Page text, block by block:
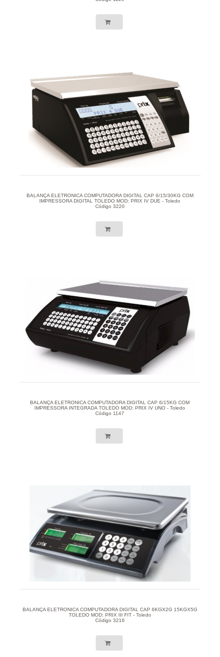
BALANÇA ELETRONICA COMPUTADORA DIGITAL CAP 6/15/30KG COM
IMPRESSORA DIGITAL TOLEDO MOD: PRIX IV DUE - Toledo
Código 3220
BALANÇA ELETRONICA COMPUTADORA DIGITAL CAP 6/15KG COM
IMPRESSORA INTEGRADA TOLEDO MOD: PRIX IV UNO - Toledo
Código 1147
BALANÇA ELETRONICA COMPUTADORA DIGITAL CAP 6KGX2G 15KGX5G
TOLEDO MOD: PRIX III FIT - Toledo
Código 3216